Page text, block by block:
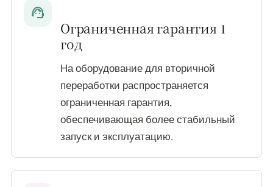
support_agent
Ограниченная гарантия 1
год
На оборудование для вторичной
переработки распространяется
ограниченная гарантия,
обеспечивающая более стабильный
запуск и эксплуатацию.